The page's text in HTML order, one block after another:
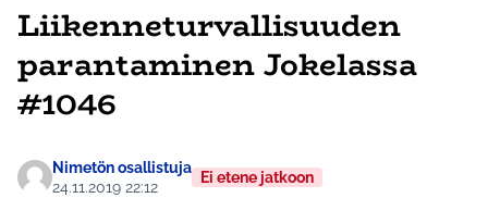
Liikenneturvallisuuden
parantaminen Jokelassa
#1046
Nimetön osallistuja
24.11.2019 22:12
Ei etene jatkoon